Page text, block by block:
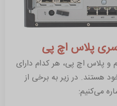
پلاس اچ پی
پلاس اچ پی، هر کدام دارای
هستند. در زیر به برخی از
می‌کنیم: